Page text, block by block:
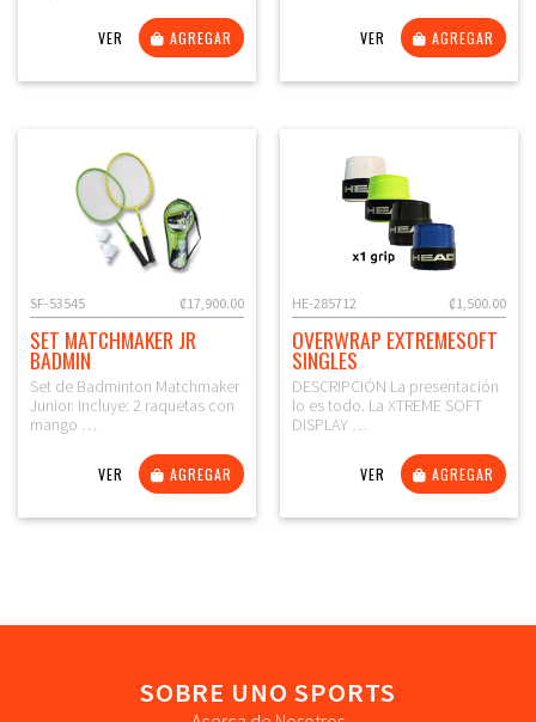
VER AGREGAR VER AGREGAR
₡17,900.00
SF-53545
SET MATCHMAKER JR
BADMIN
Set de Badminton Matchmaker
Junior. Incluye: 2 raquetas con
mango …
VER AGREGAR
₡1,500.00
HE-285712
OVERWRAP EXTREMESOFT
SINGLES
DESCRIPCIÓN La presentación
lo es todo. La XTREME SOFT
DISPLAY …
VER AGREGAR
SOBRE UNO SPORTS